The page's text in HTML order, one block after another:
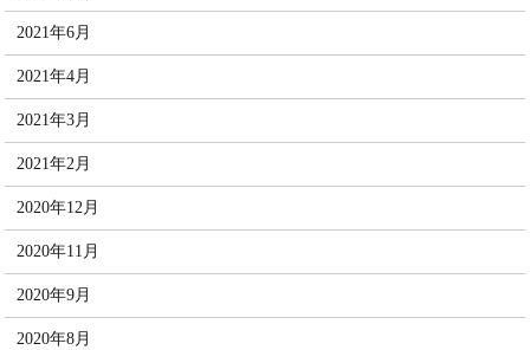
2021年6月
2021年4月
2021年3月
2021年2月
2020年12月
2020年11月
2020年9月
2020年8月